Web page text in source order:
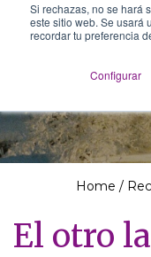
Si rechazas, no se hará
este sitio web. Se usará
recordar tu preferencia
Configurar
Home /
El otro